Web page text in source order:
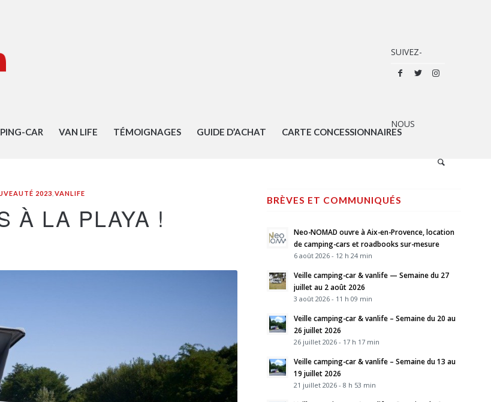
CAR VAN LIFE TÉMOIGNAGES GUIDE D’ACHAT CARTE CONCESSIONNAIRES
2023 VANLIFE
À LA PLAYA !
BRÈVES ET COMMUNIQUÉS
Neo-NOMAD ouvre à Aix-en-Provence, location
de camping-cars et roadbooks sur-mesure
6 août 2026 - 12 h 24 min
Veille camping-car & vanlife — Semaine du 27
juillet au 2 août 2026
3 août 2026 - 11 h 09 min
Veille camping-car & vanlife – Semaine du 20 au
26 juillet 2026
26 juillet 2026 - 17 h 17 min
Veille camping-car & vanlife – Semaine du 13 au
19 juillet 2026
21 juillet 2026 - 8 h 53 min